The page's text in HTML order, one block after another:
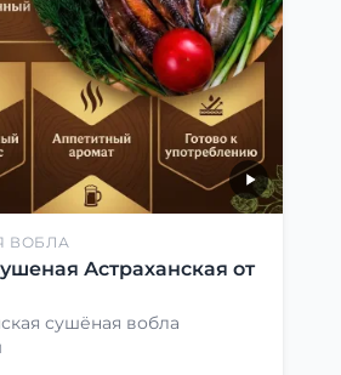
ВОБЛА
Астраханская от
сушёная вобла